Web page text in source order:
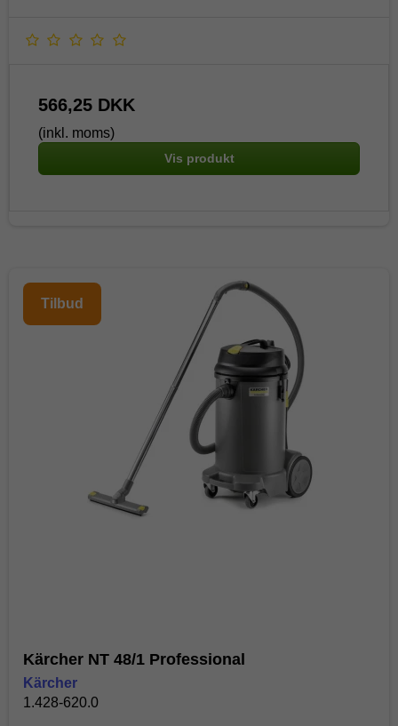
566,25 DKK
(inkl. moms)
Vis produkt
Tilbud
Kärcher NT 48/1 Professional
Kärcher
1.428-620.0